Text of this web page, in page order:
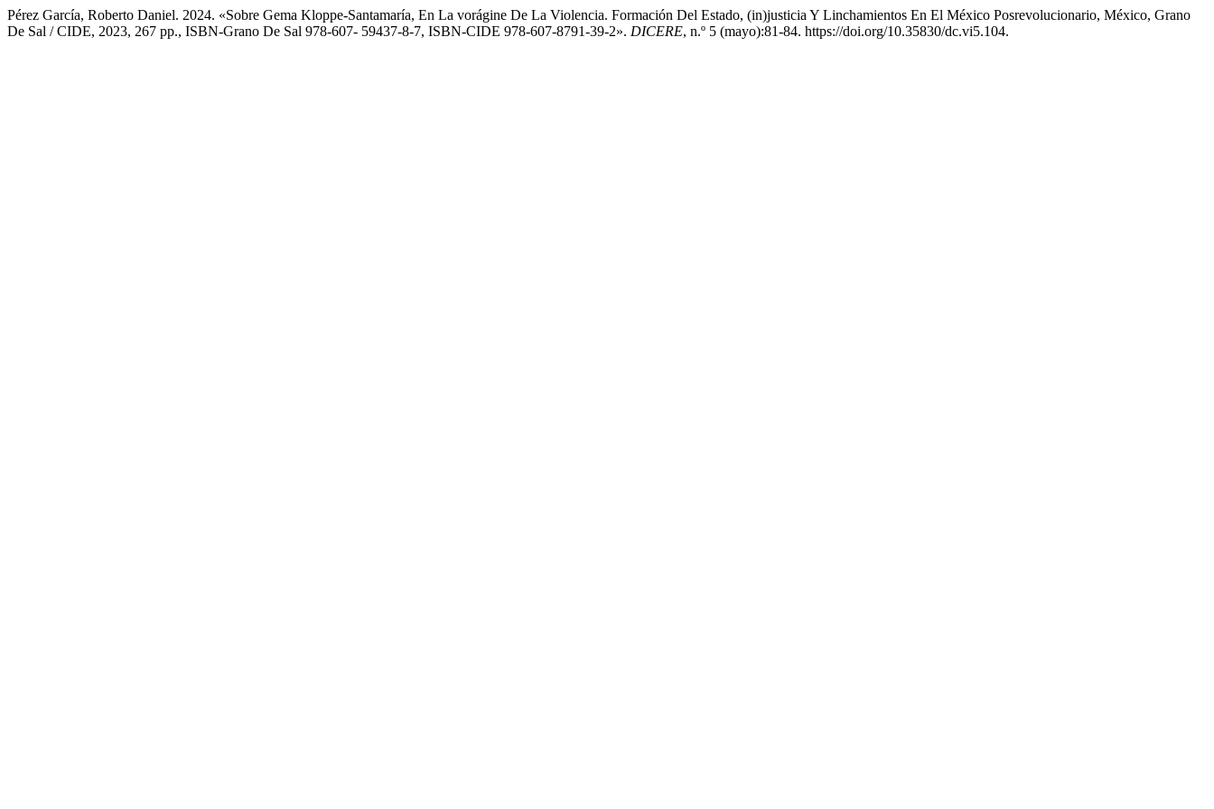
Pérez García, Roberto Daniel. 2024. «Sobre Gema Kloppe-Santamaría, En La vorágine De La Violencia. Formación Del Estado, (in)justicia Y Linchamientos En El México Posrevolucionario, México, Grano
De Sal / CIDE, 2023, 267 pp., ISBN-Grano De Sal 978-607- 59437-8-7, ISBN-CIDE 978-607-8791-39-2». DICERE, n.º 5 (mayo):81-84. https://doi.org/10.35830/dc.vi5.104.